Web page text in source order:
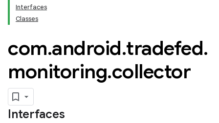
Interfaces
Classes
com.android.tradefed.
monitoring.collector
Interfaces